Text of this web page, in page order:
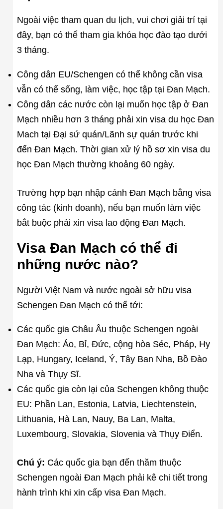
Ngoài việc tham quan du lịch, vui chơi giải trí tại
đây, bạn có thể tham gia khóa học đào tạo dưới
3 tháng.
Công dân EU/Schengen có thể không cần visa
vẫn có thể sống, làm việc, học tập tại Đan Mạch.
Công dân các nước còn lại muốn học tập ở Đan
Mạch nhiều hơn 3 tháng phải xin visa du học Đan
Mach tại Đại sứ quán/Lãnh sự quán trước khi
đến Đan Mạch. Thời gian xử lý hồ sơ xin visa du
học Đan Mạch thường khoảng 60 ngày.
Trường hợp bạn nhập cảnh Đan Mạch bằng visa
công tác (kinh doanh), nếu bạn muốn làm việc
bắt buộc phải xin visa lao động Đan Mạch.
Visa Đan Mạch có thể đi
những nước nào?
Người Việt Nam và nước ngoài sở hữu visa
Schengen Đan Mạch có thể tới:
Các quốc gia Châu Âu thuộc Schengen ngoài
Đan Mạch: Áo, Bỉ, Đức, cộng hòa Séc, Pháp, Hy
Lạp, Hungary, Iceland, Ý, Tây Ban Nha, Bồ Đào
Nha và Thụy Sĩ.
Các quốc gia còn lại của Schengen không thuộc
EU: Phần Lan, Estonia, Latvia, Liechtenstein,
Lithuania, Hà Lan, Nauy, Ba Lan, Malta,
Luxembourg, Slovakia, Slovenia và Thụy Điển.
Chú ý: Các quốc gia bạn đến thăm thuộc
Schengen ngoài Đan Mạch phải kê chi tiết trong
hành trình khi xin cấp visa Đan Mạch.